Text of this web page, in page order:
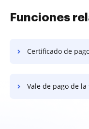
Funciones
Certificado de pago
Vale de pago de